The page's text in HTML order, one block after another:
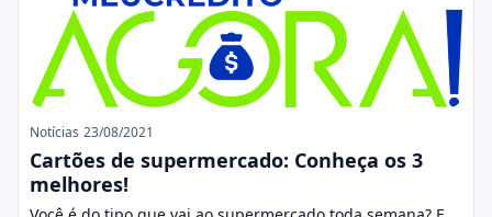
Notícias 23/08/2021
Cartões de supermercado: Conheça os 3
melhores!